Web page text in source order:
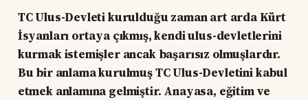
TC Ulus-Devleti kurulduğu zaman art arda Kürt
İsyanları ortaya çıkmış, kendi ulus-devletlerini
kurmak istemişler ancak başarısız olmuşlardır.
Bu bir anlama kurulmuş TC Ulus-Devletini kabul
etmek anlamına gelmiştir. Anayasa, eğitim ve